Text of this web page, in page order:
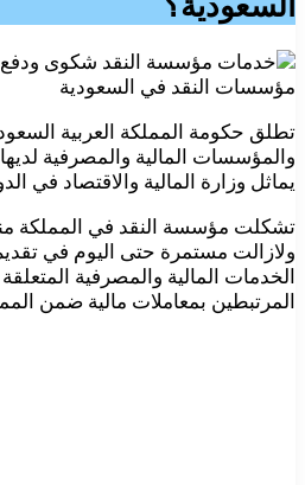
مؤسسات النقد في السعودية
تطلق حكومة المملكة العربية
والمؤسسات المالية والمصرفية
يماثل وزارة المالية والاقتصاد في
ولازالت مستمرة حتى اليوم في
الخدمات المالية والمصرفية
المرتبطين بمعاملات مالية ضمن